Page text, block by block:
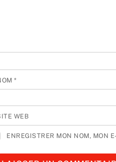
*
WEB
ENREGISTRER MON NOM, MON